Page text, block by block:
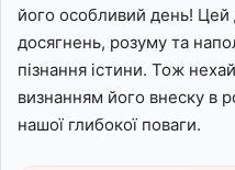
його особливий день!
досягнень, розуму та
пізнання істини. Тож
визнанням його внеску в
нашої глибокої поваги.